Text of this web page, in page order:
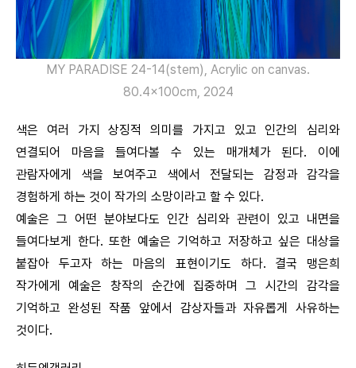
MY PARADISE 24-14(stem), Acrylic on canvas.
80.4x100cm, 2024
색은 여러 가지 상징적 의미를 가지고 있고 인간의 심리와
연결되어 마음을 들여다볼 수 있는 매개체가 된다. 이에
관람자에게 색을 보여주고 색에서 전달되는 감정과 감각을
경험하게 하는 것이 작가의 소망이라고 할 수 있다.
예술은 그 어떤 분야보다도 인간 심리와 관련이 있고 내면을
들여다보게 한다. 또한 예술은 기억하고 저장하고 싶은 대상을
붙잡아 두고자 하는 마음의 표현이기도 하다. 결국 맹은희
작가에게 예술은 창작의 순간에 집중하며 그 시간의 감각을
기억하고 완성된 작품 앞에서 감상자들과 자유롭게 사유하는
것이다.